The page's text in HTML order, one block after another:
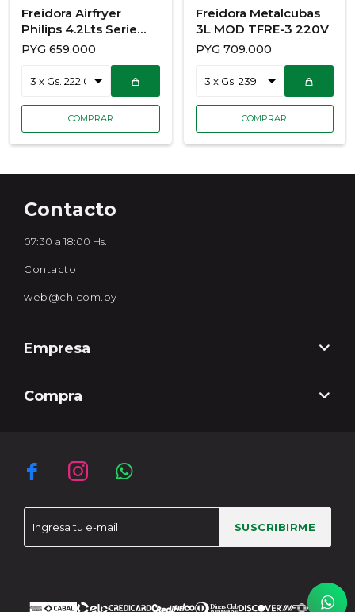
Freidora Airfryer
Philips 4.2Lts Serie
2000 NA220/00
PYG 659.000
Freidora Metalcubas
3L MOD TFRE-3 220V
PYG 709.000
  
SUSCRIBIRME
Contacto
07:30 a 18:00 Hs.
Contacto
web@ch.com.py
Empresa
Compra